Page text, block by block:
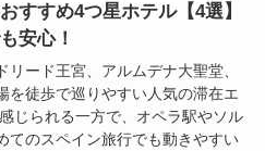
すすめ4つ星ホテル【4選】
安心！
ード王宮、アルムデナ大聖堂、
を徒歩で巡りやすい人気の滞在エ
じられる一方で、オペラ駅やソル
てのスペイン旅行でも動きやすい